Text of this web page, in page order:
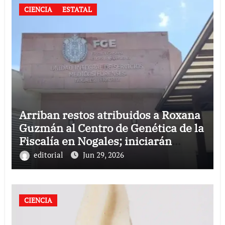
CIENCIA ESTATAL
Arriban restos atribuidos a Roxana
Guzmán al Centro de Genética de la
Fiscalía en Nogales; iniciarán
pruebas de ADN
editorial Jun 29, 2026
CIENCIA